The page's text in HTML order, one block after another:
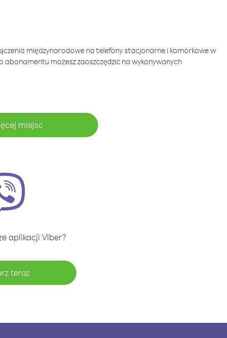
międzynarodowe na telefony stacjonarne i komórkowe w
możesz zaoszczędzić na wykonywanych
miejsc
aplikacji Viber?
teraz